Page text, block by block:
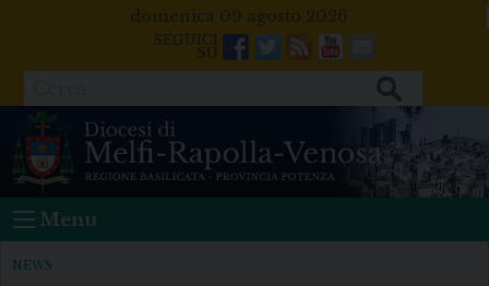
domenica 09 agosto 2026
Facebook
Twitter
FeedsYoutube
Mail
Menu
NEWS